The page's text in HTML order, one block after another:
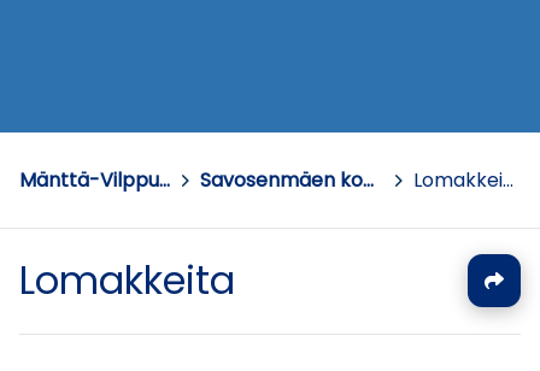
Mänttä-Vilppula > Savosenmäen koulu Lomakkeita
Lomakkeita